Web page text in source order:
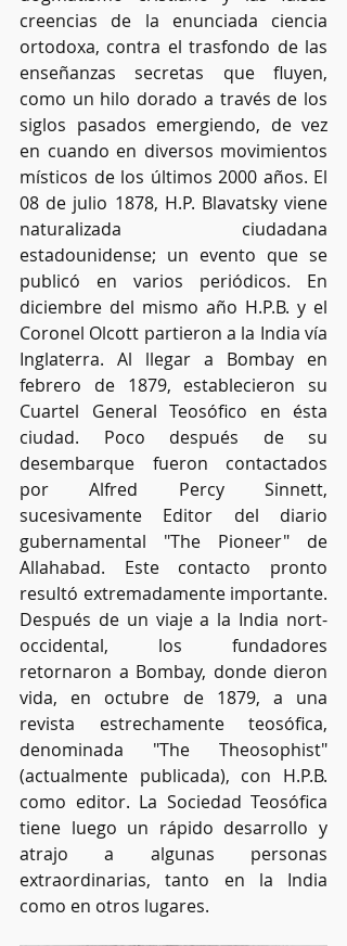
creencias de la enunciada ciencia
ortodoxa, contra el trasfondo de las
enseñanzas secretas que fluyen,
como un hilo dorado a través de los
siglos pasados emergiendo, de vez
en cuando en diversos movimientos
místicos de los últimos 2000 años. El
08 de julio 1878, H.P. Blavatsky viene
naturalizada ciudadana
estadounidense; un evento que se
publicó en varios periódicos. En
diciembre del mismo año H.P.B. y el
Coronel Olcott partieron a la India vía
Inglaterra. Al llegar a Bombay en
febrero de 1879, establecieron su
Cuartel General Teosófico en ésta
ciudad. Poco después de su
desembarque fueron contactados
por Alfred Percy Sinnett,
sucesivamente Editor del diario
gubernamental "The Pioneer" de
Allahabad. Este contacto pronto
resultó extremadamente importante.
Después de un viaje a la India nort-
occidental, los fundadores
retornaron a Bombay, donde dieron
vida, en octubre de 1879, a una
revista estrechamente teosófica,
denominada "The Theosophist"
(actualmente publicada), con H.P.B.
como editor. La Sociedad Teosófica
tiene luego un rápido desarrollo y
atrajo a algunas personas
extraordinarias, tanto en la India
como en otros lugares.